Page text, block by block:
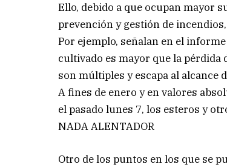
Ello, debido a que ocupan mayor
prevención y gestión de
Por ejemplo, señalan en el
cultivado es mayor que la pérdida
son múltiples y escapa al alcance
A fines de enero y en valores
el pasado lunes 7, los esteros y
NADA ALENTADOR
Otro de los puntos en los que se